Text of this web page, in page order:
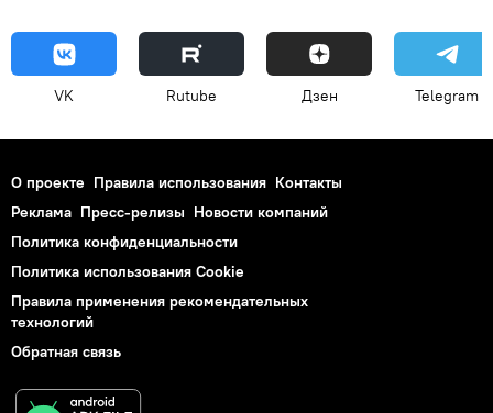
VK Rutube Дзен Telegram
О проекте Правила использования Контакты
Реклама Пресс-релизы Новости компаний
Политика конфиденциальности
Политика использования Cookie
Правила применения рекомендательных
технологий
Обратная связь